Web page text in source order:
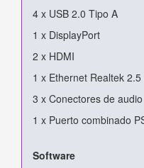
4 x USB 2.0 Tipo A
1 x DisplayPort
2 x HDMI
1 x Ethernet Realtek 2.5
3 x Conectores de audio
1 x Puerto combinado
Software